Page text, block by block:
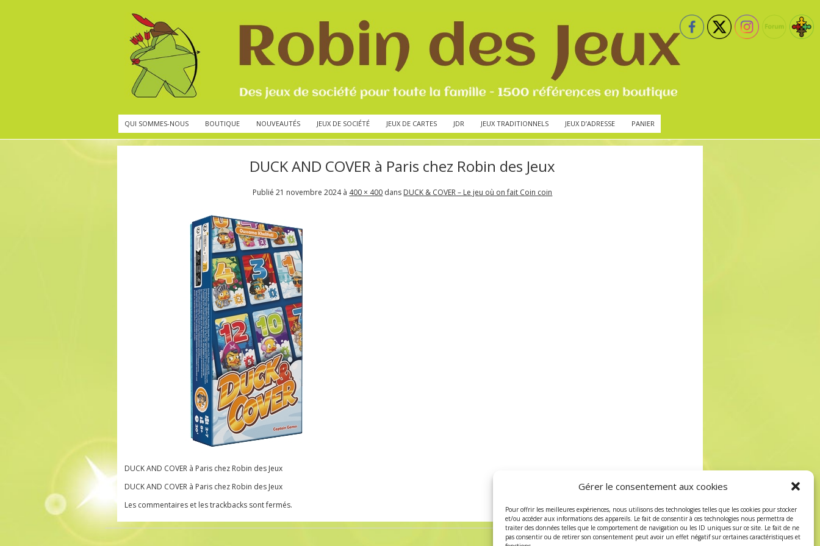
Gérer le consentement aux cookies
Pour offrir les meilleures expériences, nous utilisons des technologies telles que les cookies pour stocker
et/ou accéder aux informations des appareils. Le fait de consentir à ces technologies nous permettra de
traiter des données telles que le comportement de navigation ou les ID uniques sur ce site. Le fait de ne
pas consentir ou de retirer son consentement peut avoir un effet négatif sur certaines caractéristiques et
QUI SOMMES-NOUS BOUTIQUE NOUVEAUTÉS JEUX DE SOCIÉTÉ JEUX DE CARTES JDR JEUX TRADITIONNELS JEUX D’ADRESSE PANIER
DUCK AND COVER à Paris chez Robin des Jeux
Publié21 novembre 2024à 400 × 400 dans DUCK & COVER – Le jeu où on fait Coin coin
DUCK AND COVER à Paris chez Robin des Jeux
DUCK AND COVER à Paris chez Robin des Jeux
Les commentaires et les trackbacks sont fermés.